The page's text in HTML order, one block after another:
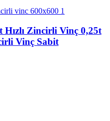
Hızlı Zincirli Vinç 0,25t
Vinç Sabit